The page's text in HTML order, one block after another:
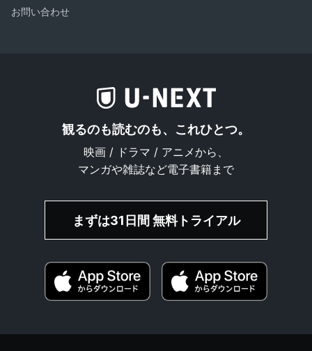
お問い合わせ
観るのも読むのも、これひとつ。
映画 / ドラマ / アニメから、
マンガや雑誌など電子書籍まで
まずは31日間 無料トライアル